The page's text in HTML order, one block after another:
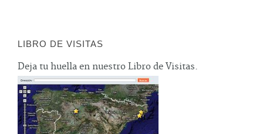
LIBRO DE VISITAS
Deja tu huella en nuestro Libro de Visitas.